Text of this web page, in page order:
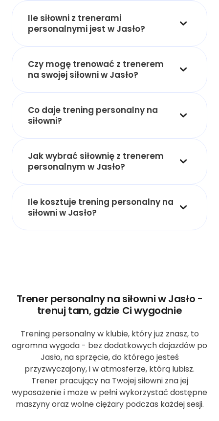
Ile siłowni z trenerami
personalnymi jest w Jasło?
Czy mogę trenować z trenerem
na swojej siłowni w Jasło?
Co daje trening personalny na
siłowni?
Jak wybrać siłownię z trenerem
personalnym w Jasło?
Ile kosztuje trening personalny na
siłowni w Jasło?
Trener personalny na siłowni w Jasło -
trenuj tam, gdzie Ci wygodnie
Trening personalny w klubie, który już znasz, to
ogromna wygoda - bez dodatkowych dojazdów po
Jasło, na sprzęcie, do którego jesteś
przyzwyczajony, i w atmosferze, którą lubisz.
Trener pracujący na Twojej siłowni zna jej
wyposażenie i może w pełni wykorzystać dostępne
maszyny oraz wolne ciężary podczas każdej sesji.